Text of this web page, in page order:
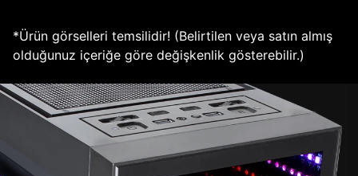
*Ürün görselleri temsilidir! (Belirtilen veya satın almış
olduğunuz içeriğe göre değişkenlik gösterebilir.)